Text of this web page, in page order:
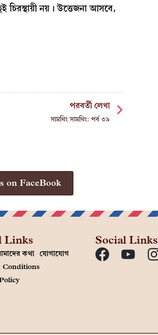
নয়। উত্তেজনা আসবে,
পরবর্তী লেখা
সামথিং সামথিং: পর্ব ৩৯
on FaceBook
Links
কথা যোগাযোগ
Conditions
Social Links